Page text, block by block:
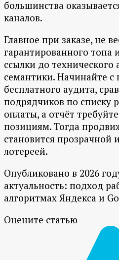
большинства
каналов.
Главное при заказе, не
гарантированного топа
ссылки до технического
семантики. Начинайте с
бесплатного аудита,
подрядчиков по списку
оплаты, а отчёт
позициям. Тогда
становится прозрачной
лотереей.
Опубликовано в 2026
актуальность: подход
алгоритмах Яндекса и
Оцените статью